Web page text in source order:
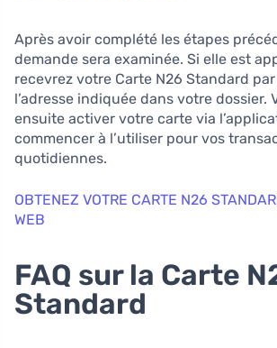
Après avoir complété les étapes
demande sera examinée. Si elle est
recevrez votre Carte N26 Standard
l’adresse indiquée dans votre dossier.
ensuite activer votre carte via
commencer à l’utiliser pour vos
quotidiennes.
OBTENEZ VOTRE CARTE N26
WEB
FAQ sur la Carte
Standard